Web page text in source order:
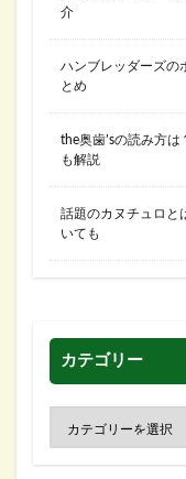
介
ハンブレッダーズの
とめ
the奥歯’sの読み方
も解説
話題のカヌチュロと
いても
カテゴリー